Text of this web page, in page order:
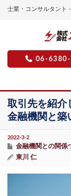
士業・コンサルタント
06-
取引先を紹介
金融機関と築
2022-3-2
金融機関との関係
東川 仁